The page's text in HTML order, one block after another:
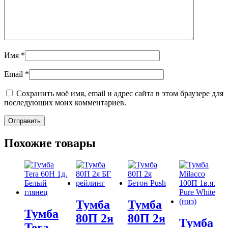
Имя *
Email *
Сохранить моё имя, email и адрес сайта в этом браузере для
последующих моих комментариев.
Похожие товары
Тумба
Тумба
80П 2я
Тумба
80П 2я
Тумба